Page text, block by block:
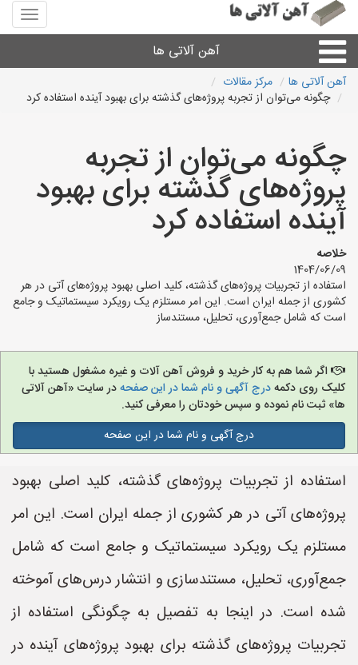
منوی
سایت
آلاتی
آهن آلاتی ها
میلگرد نبشی،مفتول
ورق
لوله و اتصالات
سایر آهن آلات
آهن آلاتی های شهرها
آهن آلاتی ها
مرکز مقالات
چگونه می‌توان از تجربه پروژه‌های گذشته برای بهبود آینده استفاده کرد
چگونه می‌توان از تجربه
پروژه‌های گذشته برای بهبود
آینده استفاده کرد
خلاصه
1404/06/09
استفاده از تجربیات پروژه‌های گذشته، کلید اصلی بهبود پروژه‌های آتی در هر
کشوری از جمله ایران است. این امر مستلزم یک رویکرد سیستماتیک و جامع
است که شامل جمع‌آوری، تحلیل، مستندساز
اگر شما هم به کار خرید و فروش آهن آلات و غیره مشغول هستید با
کلیک روی دکمهدرج آگهی و نام شما در این صفحهدر سایت «آهن آلاتی
ها» ثبت نام نموده و سپس خودتان را معرفی کنید.
درج آگهی و نام شما در این صفحه
استفاده از تجربیات پروژه‌های گذشته، کلید اصلی بهبود
پروژه‌های آتی در هر کشوری از جمله ایران است. این امر
مستلزم یک رویکرد سیستماتیک و جامع است که شامل
جمع‌آوری، تحلیل، مستندسازی و انتشار درس‌های آموخته
شده است. در اینجا به تفصیل به چگونگی استفاده از
تجربیات پروژه‌های گذشته برای بهبود پروژه‌های آینده در